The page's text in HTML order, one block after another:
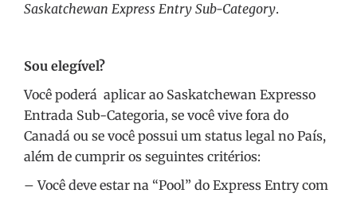
Saskatchewan Express Entry Sub-Category.
Sou elegível?
Você poderá aplicar ao Saskatchewan Expresso
Entrada Sub-Categoria, se você vive fora do
Canadá ou se você possui um status legal no País,
além de cumprir os seguintes critérios:
– Você deve estar na “Pool” do Express Entry com